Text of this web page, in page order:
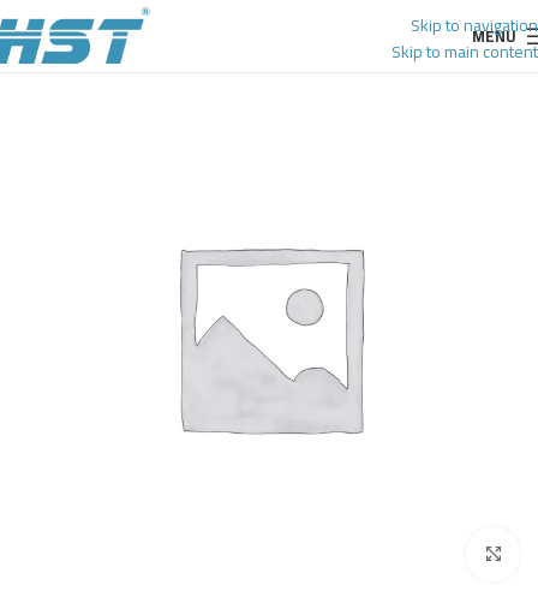
Skip to navigation
Skip to main content
MENU